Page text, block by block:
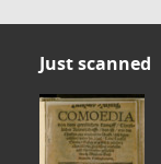
Just scanned